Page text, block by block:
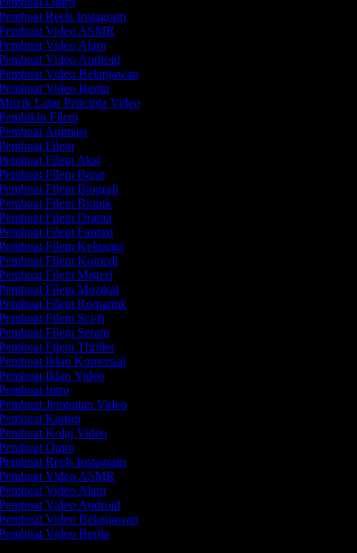
Reels Instagram
Video ASMR
Video Alam
Video Android
Video Belanjawan
Video Berita
Latar Pencipta Video
Filem
Animasi
Filem
Filem Aksi
Filem Barat
Filem Biografi
Filem Biopik
Filem Drama
Filem Fantasi
Filem Keluarga
Filem Komedi
Filem Misteri
Filem Muzikal
Filem Romantik
Filem Sci-fi
Filem Seram
Filem Thriller
Iklan Komersial
Iklan Video
Intro
Jemputan Video
Kartun
Kolaj Video
Outro
Reels Instagram
Video ASMR
Video Alam
Video Android
Video Belanjawan
Video Berita